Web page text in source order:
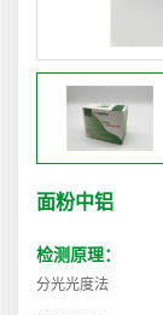
面粉中铝
检测原理：
分光光度法